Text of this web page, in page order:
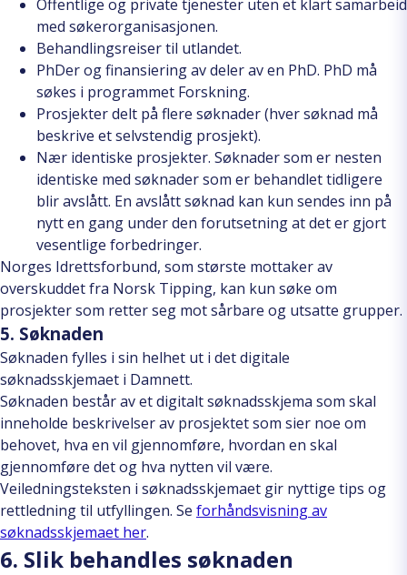
Offentlige og private tjenester uten et klart samarbeid
med søkerorganisasjonen.
Behandlingsreiser til utlandet.
PhDer og finansiering av deler av en PhD. PhD må
søkes i programmet Forskning.
Prosjekter delt på flere søknader (hver søknad må
beskrive et selvstendig prosjekt).
Nær identiske prosjekter. Søknader som er nesten
identiske med søknader som er behandlet tidligere
blir avslått. En avslått søknad kan kun sendes inn på
nytt en gang under den forutsetning at det er gjort
vesentlige forbedringer.
Norges Idrettsforbund, som største mottaker av
overskuddet fra Norsk Tipping, kan kun søke om
prosjekter som retter seg mot sårbare og utsatte grupper.
5. Søknaden
Søknaden fylles i sin helhet ut i det digitale
søknadsskjemaet i Damnett.
Søknaden består avet digitalt søknadsskjema som skal
inneholde beskrivelser av prosjektet som sier noe om
behovet, hva en vil gjennomføre, hvordan en skal
gjennomføre det og hva nytten vil være.
Veiledningsteksten i søknadsskjemaet gir nyttige tips og
rettledning til utfyllingen. Se forhåndsvisning av
søknadsskjemaet her.
6. Slik behandles søknaden